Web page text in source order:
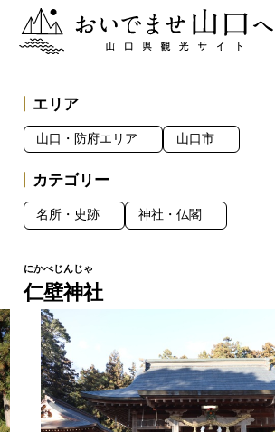
おいでませ山口へー山口県観光サイト
仁壁神社
エリア
山口・防府エリア 山口市
カテゴリー
名所・史跡 神社・仏閣